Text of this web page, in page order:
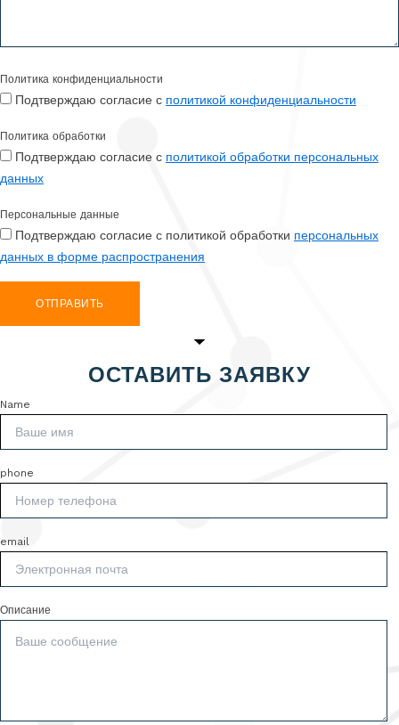
Политика конфиденциальности
Подтверждаю согласие с политикой конфиденциальности
Политика обработки
Подтверждаю согласие с политикой обработки персональных
данных
Персональные данные
Подтверждаю согласие с политикой обработки персональных
данных в форме распространения
ОТПРАВИТЬ
ОСТАВИТЬ ЗАЯВКУ
Name
phone
email
Описание